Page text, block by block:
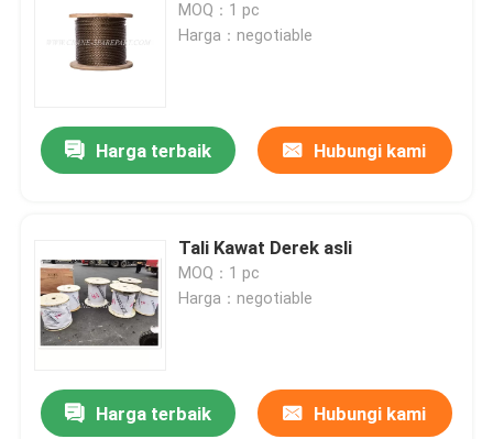
Produk
Tentang kita
Wisata pabrik
MOQ：1 pc
Harga：negotiable
Harga terbaik Hubungi kami
Tali Kawat Derek asli
MOQ：1 pc
Harga：negotiable
Harga terbaik Hubungi kami